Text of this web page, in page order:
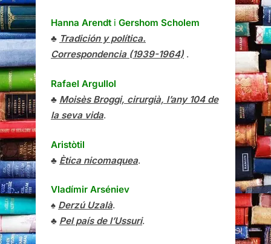
Hanna Arendt i Gershom Scholem
♣ Tradición y política.
Correspondencia (1939-1964) .
Rafael Argullol
♣ Moisès Broggi, cirurgià, l’any 104 de
la seva vida.
Aristòtil
♣ Ètica nicomaquea.
Vladímir Arséniev
♠ Derzú Uzalà.
♣ Pel país de l’Ussuri.